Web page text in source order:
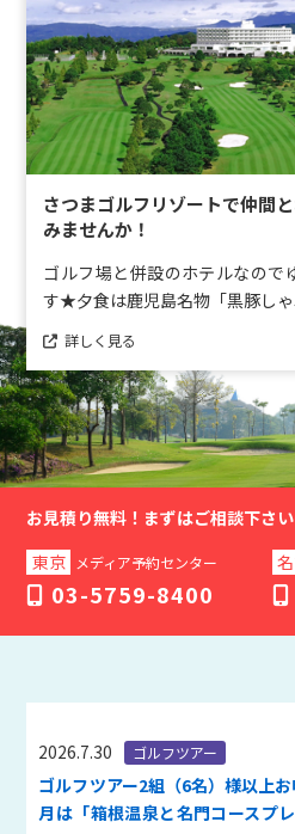
さつまゴルフリゾートで仲間
みませんか！
ゴルフ場と併設のホテルなので
す★夕食は鹿児島名物「黒豚し
詳しく見る
お見積り無料！ まずはご相談下さい
東京
メディア予約センター
03-5759-8400
2026.7.30 ゴルフツアー
ゴルフツアー2組（6名）様以上
月は「箱根温泉と名門コースプ